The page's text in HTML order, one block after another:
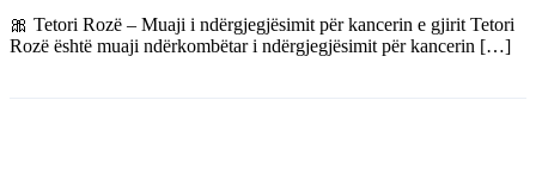
🎀 Tetori Rozë – Muaji i ndërgjegjësimit për kancerin e gjirit Tetori
Rozë është muaji ndërkombëtar i ndërgjegjësimit për kancerin […]